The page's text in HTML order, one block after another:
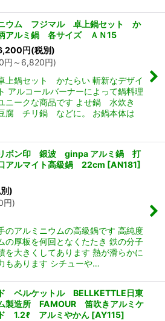
ウム フジマル 卓上鍋セット か
アルミ鍋 各サイズ ＡＮ15
円(税別)
円 ～6,820円)
鍋セット かたらい 斬新なデザイ
アルコールバーナーによって鍋料理
ニークな商品です よせ鍋 水炊き
腐 チリ鍋 などに。 お鍋本体は
ボン印 銀波 ginpa アルミ鍋 打
アルマイト高級鍋 22cm [AN181]
)
円)
のアルミニウムの高級鍋です 高純度
の厚板を何回となくたたき 鉄の分子
を大きくしてあります 熱が滑らかに
もあります シチューや…
ベルケットル BELLKETTLE日東
製造所 FAMOUR 笛吹きアルミケ
1.2ℓ アルミやかん [AY115]